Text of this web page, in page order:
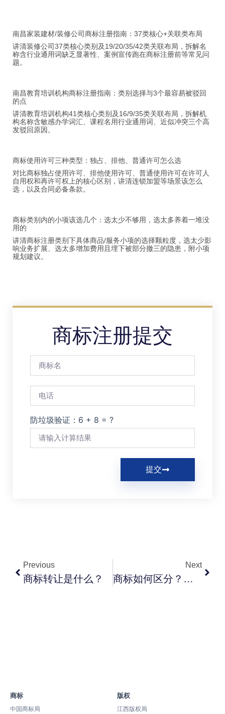
南昌家装建材/装修公司商标注册指南：37类核心+关联类布局
讲清装修公司37类核心类别及19/20/35/42类关联布局，拆解名
称含行业通用词缺乏显著性、案例宣传跑在商标注册前等常见问
题。
南昌教育培训机构商标注册指南：类别选择与3个最容易被驳回
的点
讲清教育培训机构41类核心类别及16/9/35类关联布局，拆解机
构名称含敏感办学词汇、课程名用行业通用词、近似冲突三个高
发驳回原因。
商标使用许可三种类型：独占、排他、普通许可怎么选
对比商标独占使用许可、排他使用许可、普通使用许可在许可人
自用权和再许可权上的核心区别，讲清连锁加盟等场景该怎么
选，以及合同必备条款。
商标类别内的小项该选几个：选太少不够用，选太多养着一堆没
用的
讲清商标注册类别下具体商品/服务小项的选择颗粒度，选太少影
响业务扩展、选太多增加费用且埋下被部分撤三的隐患，附小项
规划建议。
商标注册提交
防垃圾验证：6 + 8 = ?
提交
Previous
商标转让是什么？
Next
商标如何区分？一共有多少个类别？
商标
中国商标局
版权
江西版权局